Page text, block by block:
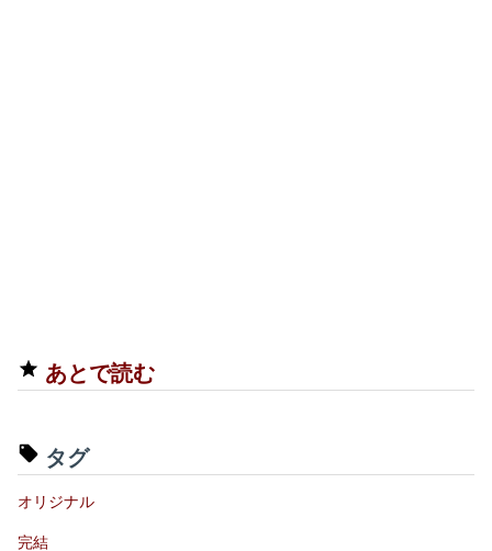
あとで読む
タグ
オリジナル
完結